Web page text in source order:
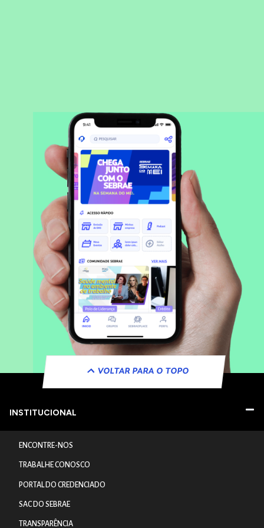
VOLTAR PARA O TOPO
INSTITUCIONAL
ENCONTRE-NOS
TRABALHE CONOSCO
PORTAL DO CREDENCIADO
SAC DO SEBRAE
TRANSPARÊNCIA